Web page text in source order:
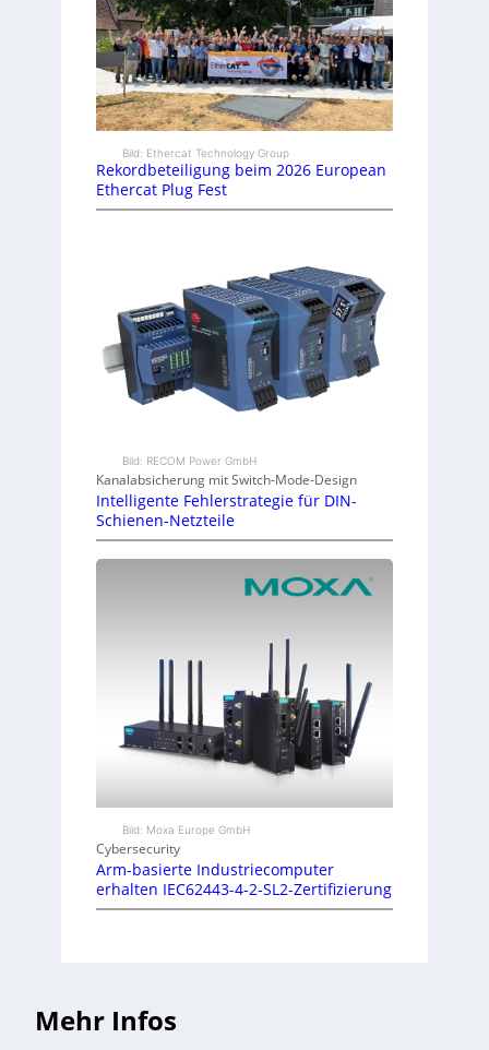
Bild: Ethercat Technology Group
Rekordbeteiligung beim 2026 European
Ethercat Plug Fest
Bild: RECOM Power GmbH
Kanalabsicherung mit Switch-Mode-Design
Intelligente Fehlerstrategie für DIN-
Schienen-Netzteile
Bild: Moxa Europe GmbH
Cybersecurity
Arm-basierte Industriecomputer
erhalten IEC62443-4-2-SL2-Zertifizierung
Mehr Infos